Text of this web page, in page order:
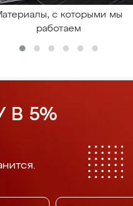
с которыми мы
работаем
В 5%